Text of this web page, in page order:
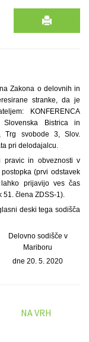
Zakona o delovnih in
stranke, da je
KONFERENCA
Slovenska Bistrica in
Trg svobode 3, Slov.
pri delodajalcu.
pravic in obveznosti v
(prvi odstavek
prijavijo ves čas
51. člena ZDSS-1).
deski tega sodišča
Delovno sodišče v
Mariboru
dne 20. 5. 2020
NA VRH